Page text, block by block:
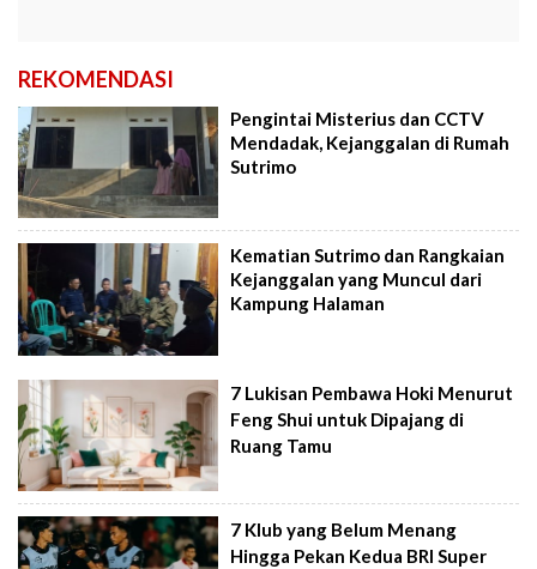
REKOMENDASI
Pengintai Misterius dan CCTV
Mendadak, Kejanggalan di Rumah
Sutrimo
Kematian Sutrimo dan Rangkaian
Kejanggalan yang Muncul dari
Kampung Halaman
7 Lukisan Pembawa Hoki Menurut
Feng Shui untuk Dipajang di
Ruang Tamu
7 Klub yang Belum Menang
Hingga Pekan Kedua BRI Super